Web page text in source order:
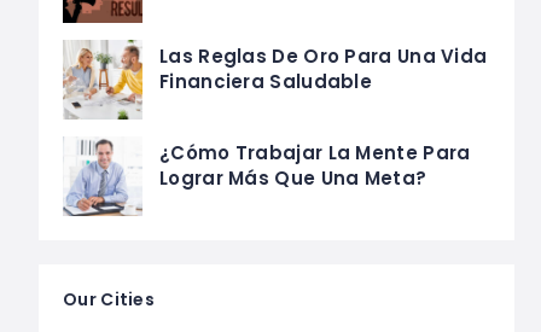
Las Reglas De Oro Para Una Vida
Financiera Saludable
¿Cómo Trabajar La Mente Para
Lograr Más Que Una Meta?
Our Cities